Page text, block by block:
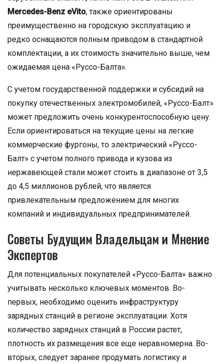
Mercedes-Benz eVito, также ориентированы
преимущественно на городскую эксплуатацию и
редко оснащаются полным приводом в стандартной
комплектации, а их стоимость значительно выше, чем
ожидаемая цена «Руссо-Балта».
С учетом государственной поддержки и субсидий на
покупку отечественных электромобилей, «Руссо-Балт»
может предложить очень конкурентоспособную цену.
Если ориентироваться на текущие цены на легкие
коммерческие фургоны, то электрический «Руссо-
Балт» с учетом полного привода и кузова из
нержавеющей стали может стоить в диапазоне от 3,5
до 4,5 миллионов рублей, что является
привлекательным предложением для многих
компаний и индивидуальных предпринимателей.
Советы Будущим Владельцам и Мнение
Экспертов
Для потенциальных покупателей «Руссо-Балта» важно
учитывать несколько ключевых моментов. Во-
первых, необходимо оценить инфраструктуру
зарядных станций в регионе эксплуатации. Хотя
количество зарядных станций в России растет,
плотность их размещения все еще неравномерна. Во-
вторых, следует заранее продумать логистику и